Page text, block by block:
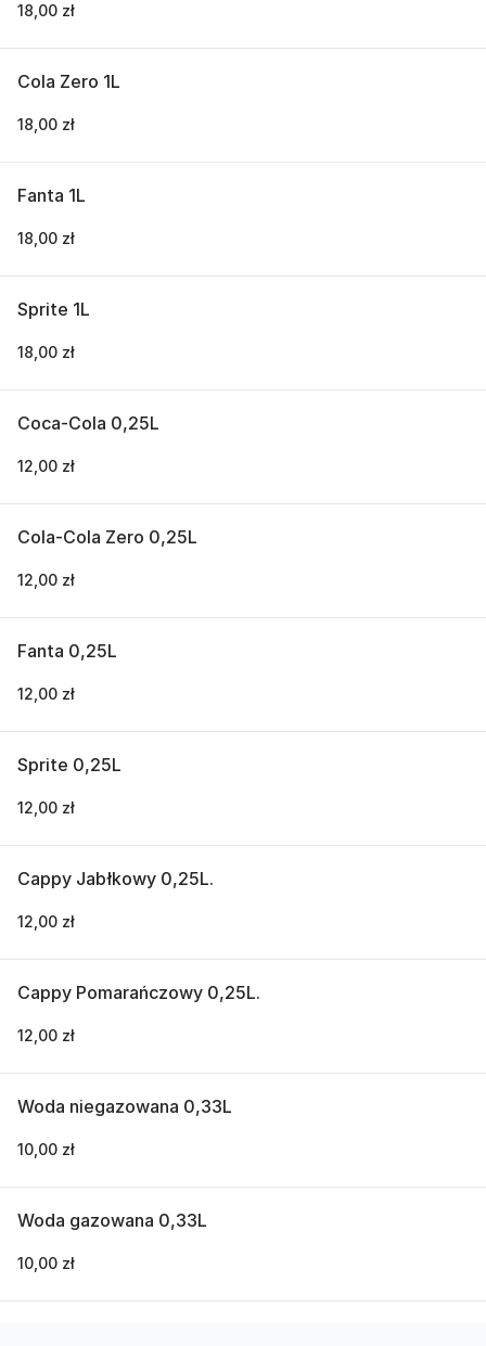
18,00 zł
Cola Zero 1L
18,00 zł
Fanta 1L
18,00 zł
Sprite 1L
18,00 zł
Coca-Cola 0,25L
12,00 zł
Cola-Cola Zero 0,25L
12,00 zł
Fanta 0,25L
12,00 zł
Sprite 0,25L
12,00 zł
Cappy Jabłkowy 0,25L.
12,00 zł
Cappy Pomarańczowy 0,25L.
12,00 zł
Woda niegazowana 0,33L
10,00 zł
Woda gazowana 0,33L
10,00 zł